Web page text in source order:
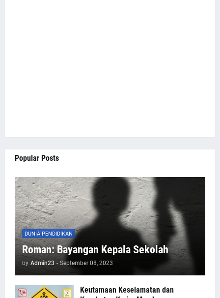
Popular Posts
DUNIA PENDIDIKAN
Roman: Bayangan Kepala Sekolah
by Admin23 - September 08, 2023
Keutamaan Keselamatan dan